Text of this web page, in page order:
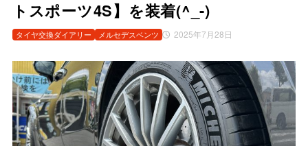
トスポーツ4S】を装着(^_-)
2025年7月28日
タイヤ交換ダイアリー メルセデスベンツ